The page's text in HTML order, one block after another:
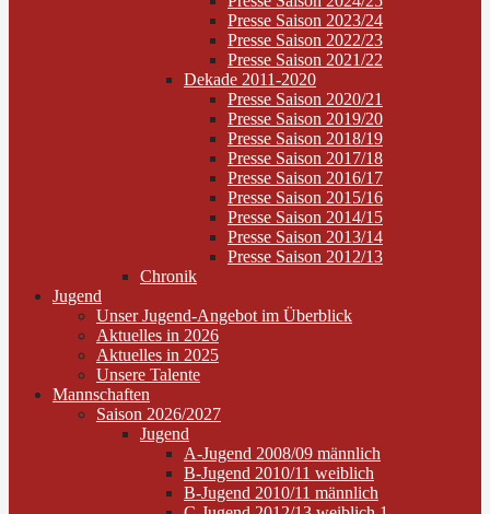
Presse Saison 2023/24
Presse Saison 2022/23
Presse Saison 2021/22
Dekade 2011-2020
Presse Saison 2020/21
Presse Saison 2019/20
Presse Saison 2018/19
Presse Saison 2017/18
Presse Saison 2016/17
Presse Saison 2015/16
Presse Saison 2014/15
Presse Saison 2013/14
Presse Saison 2012/13
Chronik
Jugend
Unser Jugend-Angebot im Überblick
Aktuelles in 2026
Aktuelles in 2025
Unsere Talente
Mannschaften
Saison 2026/2027
Jugend
A-Jugend 2008/09 männlich
B-Jugend 2010/11 weiblich
B-Jugend 2010/11 männlich